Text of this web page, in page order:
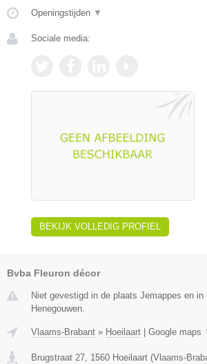
Openingstijden ▼
Sociale media:
BEKIJK VOLLEDIG PROFIEL
Bvba Fleuron décor
Niet gevestigd in de plaats Jemappes en in
Henegouwen.
Vlaams-Brabant » Hoeilaart | Google maps
Brugstraat 27 1560 Hoeilaart (Vlaams-